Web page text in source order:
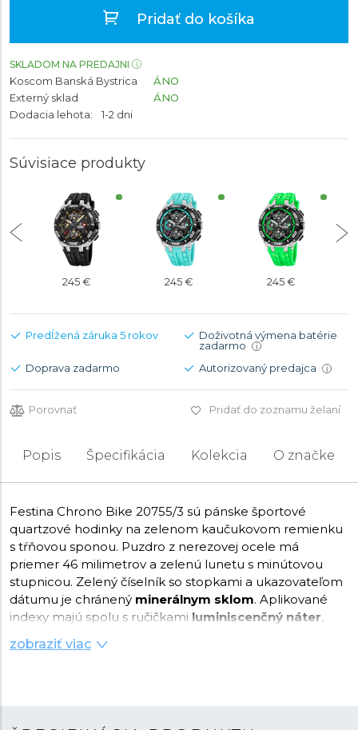
Pridať do košíka
SKLADOM NA PREDAJNI
Koscom Banská Bystrica
ÁNO
Externý sklad
ÁNO
Dodacia lehota:
1-2 dni
Súvisiace produkty
245 € 245 € 245 €
Predĺžená záruka 5 rokov
Doživotná výmena batérie
zadarmo
i
Doprava zadarmo Autorizovaný predajca i
Porovnať Pridať do zoznamu želaní
Popis Špecifikácia Kolekcia O značke
Festina Chrono Bike 20755/3 sú pánske športové
quartzové hodinky na zelenom kaučukovom remienku
s tŕňovou sponou. Puzdro z nerezovej ocele má
priemer 46 milimetrov a zelenú lunetu s minútovou
stupnicou. Zelený číselník so stopkami a ukazovateľom
dátumu je chránený minerálnym sklom. Aplikované
indexy majú spolu s ručičkami luminiscenčný náter,
ktorý po nasvietení uľahčuje čitateľnosť za zhoršených
svetelných podmienok. Pohon hodiniek zaisťuje
zobraziť viac